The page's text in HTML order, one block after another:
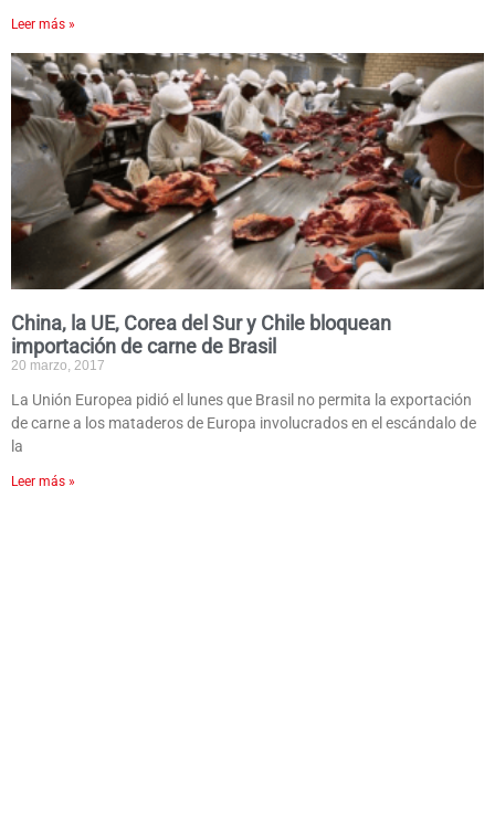
Leer más »
China, la UE, Corea del Sur y Chile bloquean
importación de carne de Brasil
20 marzo, 2017
La Unión Europea pidió el lunes que Brasil no permita la exportación
de carne a los mataderos de Europa involucrados en el escándalo de
la
Leer más »